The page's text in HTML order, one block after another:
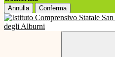
Annulla Conferma